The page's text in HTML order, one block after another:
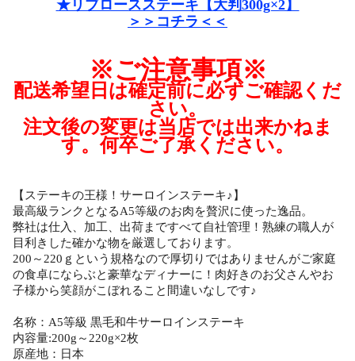
★リブロースステーキ【大判300g×2】
＞＞コチラ＜＜
※ご注意事項※
配送希望日は確定前に必ずご確認くだ
さい。
注文後の変更は当店では出来かねま
す。何卒ご了承ください。
【ステーキの王様！サーロインステーキ♪】
最高級ランクとなるA5等級のお肉を贅沢に使った逸品。
弊社は仕入、加工、出荷まですべて自社管理！熟練の職人が
目利きした確かな物を厳選しております。
200～220ｇという規格なので厚切りではありませんがご家庭
の食卓にならぶと豪華なディナーに！肉好きのお父さんやお
子様から笑顔がこぼれること間違いなしです♪
名称：A5等級 黒毛和牛サーロインステーキ
内容量:200g～220g×2枚
原産地：日本